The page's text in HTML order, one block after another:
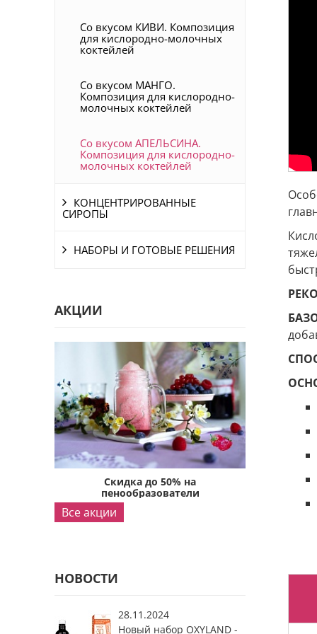
Со вкусом КИВИ. Композиция
для кислородно-молочных
коктейлей
Со вкусом МАНГО.
Композиция для кислородно-
молочных коктейлей
Со вкусом АПЕЛЬСИНА.
Композиция для кислородно-
молочных коктейлей
КОНЦЕНТРИРОВАННЫЕ
СИРОПЫ
НАБОРЫ И ГОТОВЫЕ РЕШЕНИЯ
АКЦИИ
Скидка до 50% на
пенообразователи
Все акции
НОВОСТИ
28.11.2024
Новый набор OXYLAND -